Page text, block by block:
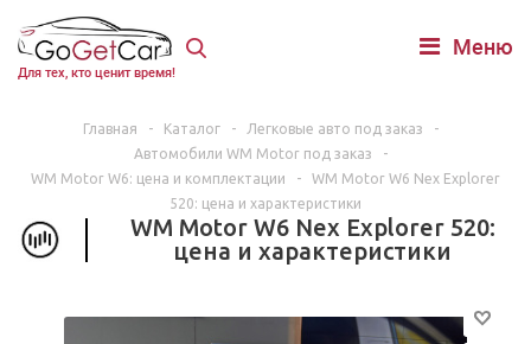
Для тех, кто ценит время!
Меню
Главная - Каталог - Легковые авто под заказ
-
Автомобили WM Motor под заказ
-
WM Motor W6: цена и комплектации
-
WM Motor W6 Nex Explorer
520: цена и характеристики
WM Motor W6 Nex Explorer 520:
цена и характеристики